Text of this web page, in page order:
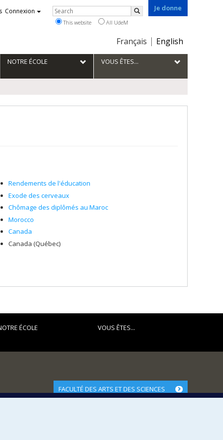
Je donne
Choix
la
langue
Français English
Connexion Rechercher
Search
This website All UdeM
NOTRE ÉCOLE VOUS ÊTES...
Rendements de l'éducation
Exode des cerveaux
Chômage des diplômés au Maroc
Morocco
Canada
Canada (Québec)
ÉCOLE VOUS ÊTES...
FACULTÉ DES ARTS ET DES SCIENCES